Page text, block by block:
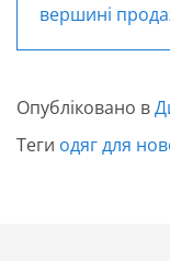
вершині
Опубліковано в
Теги одяг для